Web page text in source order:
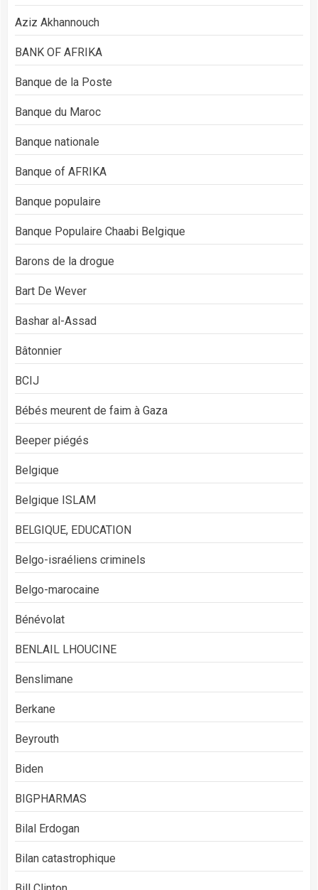
Aziz Akhannouch
BANK OF AFRIKA
Banque de la Poste
Banque du Maroc
Banque nationale
Banque of AFRIKA
Banque populaire
Banque Populaire Chaabi Belgique
Barons de la drogue
Bart De Wever
Bashar al-Assad
Bâtonnier
BCIJ
Bébés meurent de faim à Gaza
Beeper piégés
Belgique
Belgique ISLAM
BELGIQUE, EDUCATION
Belgo-israéliens criminels
Belgo-marocaine
Bénévolat
BENLAIL LHOUCINE
Benslimane
Berkane
Beyrouth
Biden
BIGPHARMAS
Bilal Erdogan
Bilan catastrophique